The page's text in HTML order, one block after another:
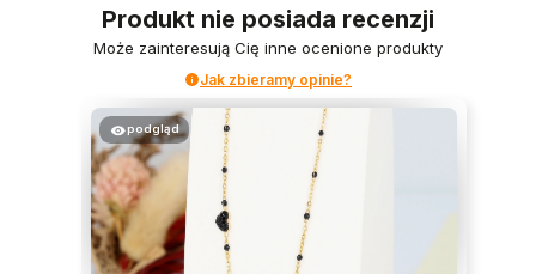
Produkt nie posiada recenzji
Może zainteresują Cię inne ocenione produkty
Jak zbieramy opinie?
podgląd